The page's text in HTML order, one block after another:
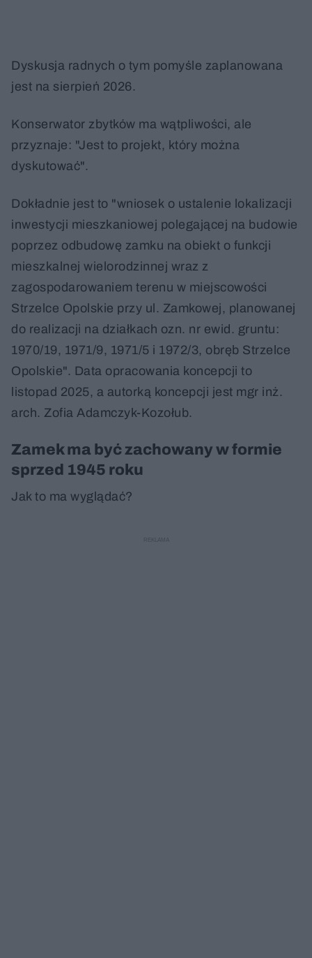
Dyskusja radnych o tym pomyśle zaplanowana
jest na sierpień 2026.
Konserwator zbytków ma wątpliwości, ale
przyznaje: "Jest to projekt, który można
dyskutować".
Dokładnie jest to "wniosek o ustalenie lokalizacji
inwestycji mieszkaniowej polegającej na budowie
poprzez odbudowę zamku na obiekt o funkcji
mieszkalnej wielorodzinnej wraz z
zagospodarowaniem terenu w miejscowości
Strzelce Opolskie przy ul. Zamkowej, planowanej
do realizacji na działkach ozn. nr ewid. gruntu:
1970/19, 1971/9, 1971/5 i 1972/3, obręb Strzelce
Opolskie". Data opracowania koncepcji to
listopad 2025, a autorką koncepcji jest mgr inż.
arch. Zofia Adamczyk-Kozołub.
Zamek ma być zachowany w formie
sprzed 1945 roku
Jak to ma wyglądać?